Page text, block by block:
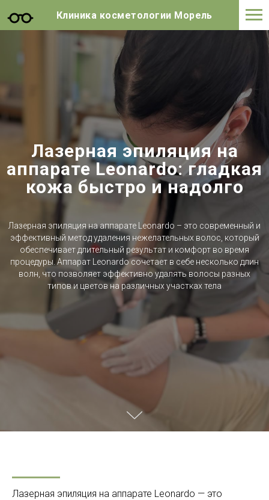
Клиника косметологии Морель
Лазерная эпиляция на
аппарате Leonardo: гладкая
кожа быстро и надолго
Лазерная эпиляция на аппарате Leonardo – это современный и
эффективный метод удаления нежелательных волос, который
обеспечивает длительный результат и комфорт во время
процедуры. Аппарат Leonardo сочетает в себе несколько длин
волн, что позволяет эффективно удалять волосы разных
типов и цветов на различных участках тела
Лазерная эпиляция на аппарате Leonardo — это